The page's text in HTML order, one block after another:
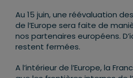
Au 15 juin, une réévaluation
de l’Europe sera faite de
nos partenaires européens.
restent fermées.
A l’intérieur de l’Europe, la